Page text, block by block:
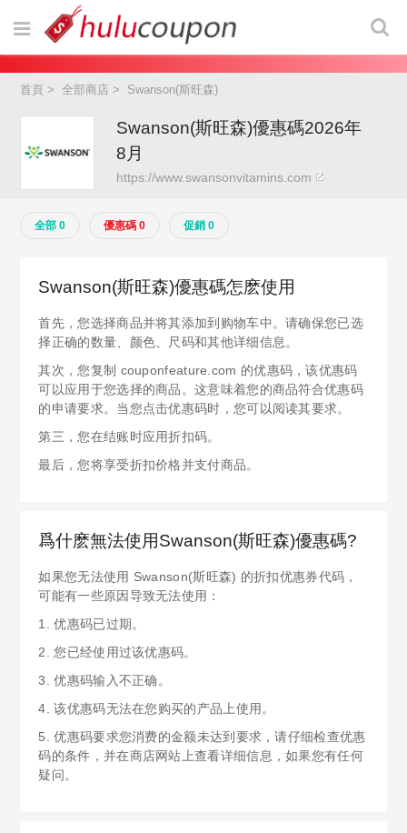
首頁 >全部商店 > Swanson(斯旺森)
Swanson(斯旺森)優惠碼2026年
8月
https://www.swansonvitamins.com
全部 0 優惠碼 0 促銷 0
Swanson(斯旺森)優惠碼怎麽使用
首先，您选择商品并将其添加到购物车中。请确保您已选
择正确的数量、颜色、尺码和其他详细信息。
其次，您复制 couponfeature.com 的优惠码，该优惠码
可以应用于您选择的商品。这意味着您的商品符合优惠码
的申请要求。当您点击优惠码时，您可以阅读其要求。
第三，您在结账时应用折扣码。
最后，您将享受折扣价格并支付商品。
爲什麽無法使用Swanson(斯旺森)優惠碼?
如果您无法使用 Swanson(斯旺森) 的折扣优惠券代码，
可能有一些原因导致无法使用：
1. 优惠码已过期。
2. 您已经使用过该优惠码。
3. 优惠码输入不正确。
4. 该优惠码无法在您购买的产品上使用。
5. 优惠码要求您消费的金额未达到要求，请仔细检查优惠
码的条件，并在商店网站上查看详细信息，如果您有任何
疑问。